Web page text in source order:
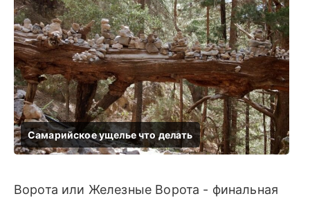
Ворота или Железные Ворота - финальная